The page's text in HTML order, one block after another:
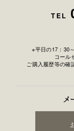
TEL
※平日の17：30
コール
ご購入履歴等の確
メ